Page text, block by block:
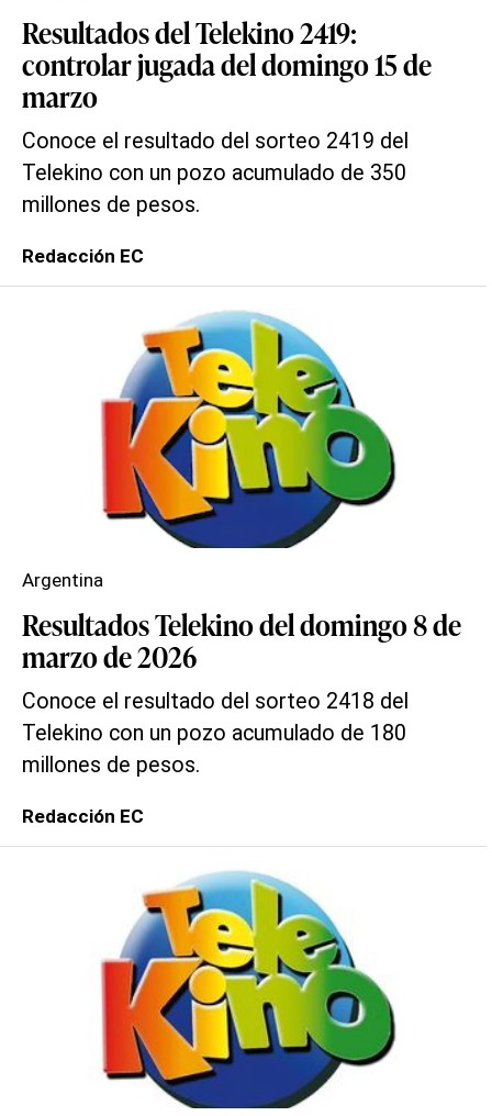
Resultados del Telekino 2419:
controlar jugada del domingo 15 de
marzo
Conoce el resultado del sorteo 2419 del
Telekino con un pozo acumulado de 350
millones de pesos.
Redacción EC
Resultados Telekino del domingo 8 de
marzo de 2026
Conoce el resultado del sorteo 2418 del
Telekino con un pozo acumulado de 180
millones de pesos.
Argentina
Redacción EC